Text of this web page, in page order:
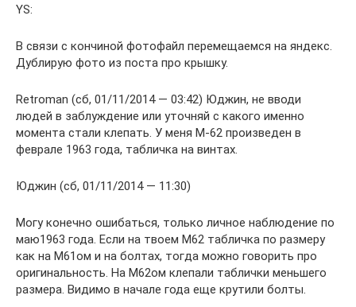
YS:
В связи с кончиной фотофайл перемещаемся на яндекс.
Дублирую фото из поста про крышку.
Retroman (сб, 01/11/2014 — 03:42) Юджин, не вводи
людей в заблуждение или уточняй с какого именно
момента стали клепать. У меня М-62 произведен в
феврале 1963 года, табличка на винтах.
Юджин (сб, 01/11/2014 — 11:30)
Могу конечно ошибаться, только личное наблюдение по
маю1963 года. Если на твоем М62 табличка по размеру
как на М61ом и на болтах, тогда можно говорить про
оригинальность. На М62ом клепали таблички меньшего
размера. Видимо в начале года еще крутили болты.